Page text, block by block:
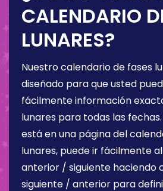
CALENDARIO
LUNARES?
Nuestro calendario de fases
diseñado para que usted
fácilmente información
lunares para todas las
está en una página del
lunares, puede ir fácilmente
anterior / siguiente haciendo
siguiente / anterior para